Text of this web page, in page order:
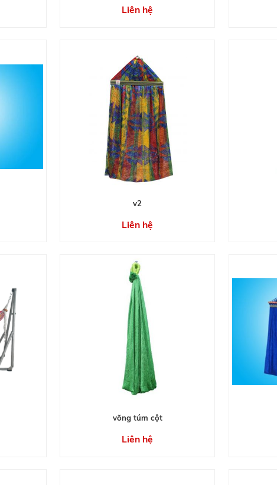
Liên hệ
v2
Liên hệ
võng túm cột
Liên hệ